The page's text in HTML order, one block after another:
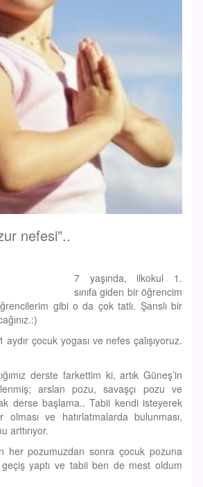
nefesi”..
7 yaşında, ilkokul 1.
sınıfa giden bir öğrencim
gibi o da çok tatlı. Şanslı bir
çocuk yogası ve nefes çalışıyoruz.
derste farkettim ki, artık Güneş’in
arslan pozu, savaşçı pozu ve
derse başlama.. Tabii kendi isteyerek
olması ve hatırlatmalarda bulunması,
arttırıyor.
her pozumuzdan sonra çocuk pozuna
yaptı ve tabii ben de mest oldum